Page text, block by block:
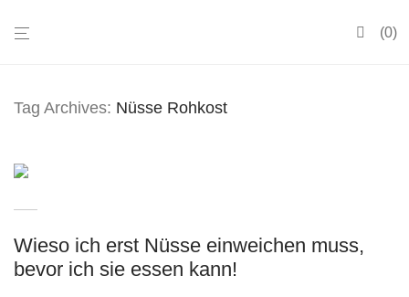
0
Tag Archives: Nüsse Rohkost
Wieso ich erst Nüsse einweichen muss,
bevor ich sie essen kann!